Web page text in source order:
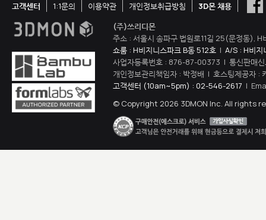
고객센터 1:1문의 이용약관 개인정보취급방침
3D몬 채용
(주)쓰리디몬
주소 : 서울시 송파구 법원로11길 25(문정동),
쇼룸 : H비지니스파크 B동 512호 | A/S : H비지
사업자등록번호 : 876-87-00373 | 통신판매
개인정보관리책임자 : 박정배 | 호스팅제공자 :
고객센터 (10am~5pm) : 02-546-2617 |
© Copyright 2026 3DMON Inc. All rights